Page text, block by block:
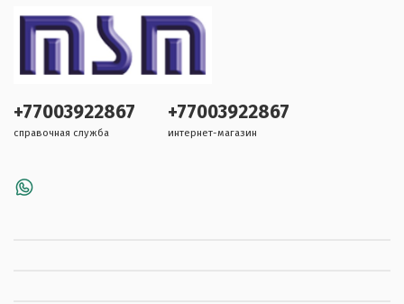
+77003922867
справочная служба
+77003922867
интернет-магазин